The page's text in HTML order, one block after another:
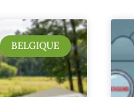
BELGIQUE